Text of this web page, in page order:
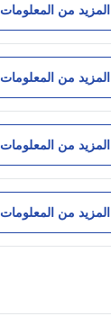
المزيد من المعلومات
المزيد من المعلومات
المزيد من المعلومات
المزيد من المعلومات